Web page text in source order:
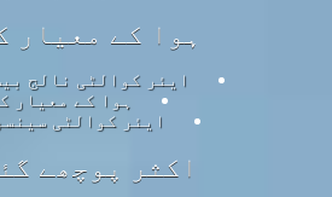
ہوا کے معیار
ایئر کوالٹی نالج
ہوا کے معیار
ایئر کوالٹی
اکثر پوچھے